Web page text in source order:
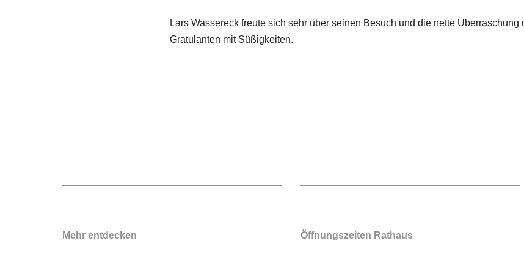
Lars Wassereck freute sich sehr über seinen Besuch und die nette
Gratulanten mit Süßigkeiten.
Mehr entdecken Öffnungszeiten Rathaus